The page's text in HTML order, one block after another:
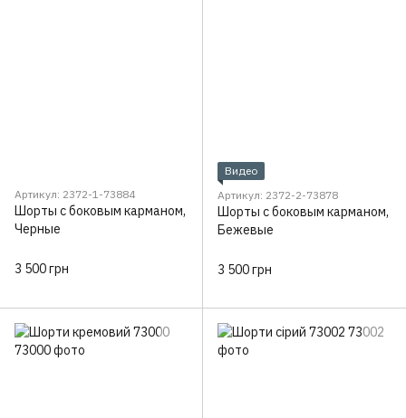
Артикул: 2372-1-73884
Шорты с боковым карманом,
Черные
3 500 грн
Видео
Артикул: 2372-2-73878
Шорты с боковым карманом,
Бежевые
3 500 грн